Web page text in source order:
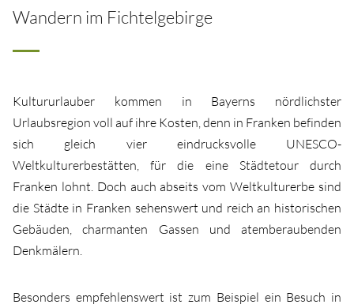
Kultururlauber kommen in Bayerns nördlichster
Urlaubsregion voll auf ihre Kosten, denn in Franken befinden
sich gleich vier eindrucksvolle UNESCO-
Weltkulturerbestätten, für die eine Städtetour durch
Franken lohnt. Doch auch abseits vom Weltkulturerbe sind
die Städte in Franken sehenswert und reich an historischen
Gebäuden, charmanten Gassen und atemberaubenden
Denkmälern.
Besonders empfehlenswert ist zum Beispiel ein Besuch in
Wandern im Fichtelgebirge